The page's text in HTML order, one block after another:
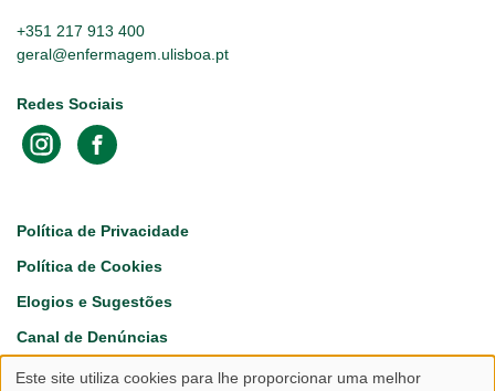
+351 217 913 400
geral@enfermagem.ulisboa.pt
Redes Sociais
Footer
Política de Privacidade
Política de Cookies
Elogios e Sugestões
Canal de Denúncias
Este site utiliza cookies para lhe proporcionar uma melhor